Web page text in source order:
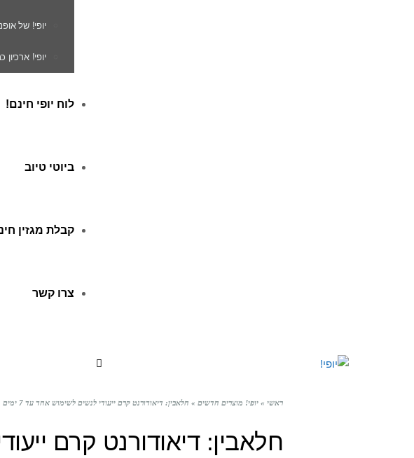
יופי! של
יופי! ארכיון
לוח יופי חינם!
ביוטי טיוב
קבלת מגזין
צרו קשר
ראשי » יופי! מוצרים חדשים » חלאבין: דיאודורנט קרם ייעודי לנשים לשימוש אחד עד 7 ימים
חלאבין: דיאודורנט קרם